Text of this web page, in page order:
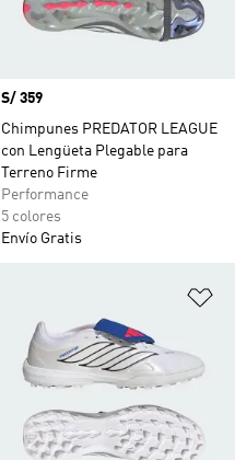
Precio
S/ 359
Chimpunes PREDATOR LEAGUE
con Lengüeta Plegable para
Terreno Firme
Performance
5 colores
Envío Gratis